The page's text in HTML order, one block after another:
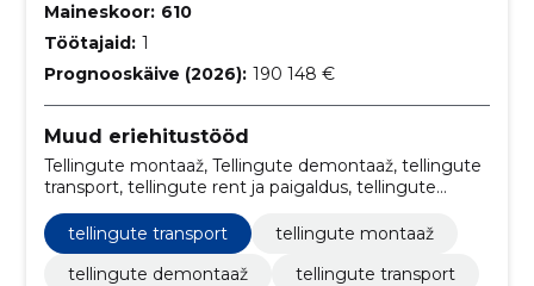
Maineskoor: 610
Töötajaid: 1
Prognooskäive (2026): 190 148 €
Muud eriehitustööd
Tellingute montaaž, Tellingute demontaaž, tellingute
transport, tellingute rent ja paigaldus, tellingute
paigaldamise teenused, tellingute demonteerimise
eksperdid, tellingute transpordilahendused, tellingute
rentimise teenused, professionaalne tellingute
paigaldus, tellingute paigaldamise töövõtjad
tellingute transport
tellingute montaaž
tellingute demontaaž
tellingute transport